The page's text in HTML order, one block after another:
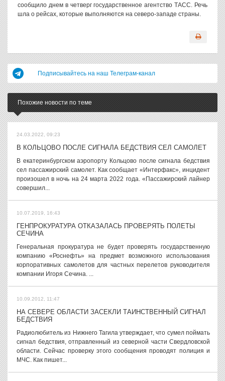
сообщило днем в четверг государственное агентство ТАСС. Речь
шла о рейсах, которые выполняются на северо-западе страны.
Подписывайтесь на наш Телеграм-канал
Похожие новости по теме
24.03.2022, 09:23
В КОЛЬЦОВО ПОСЛЕ СИГНАЛА БЕДСТВИЯ СЕЛ САМОЛЕТ
В екатеринбургском аэропорту Кольцово после сигнала бедствия
сел пассажирский самолет. Как сообщает «Интерфакс», инцидент
произошел в ночь на 24 марта 2022 года. «Пассажирский лайнер
совершил...
10.07.2019, 16:43
ГЕНПРОКУРАТУРА ОТКАЗАЛАСЬ ПРОВЕРЯТЬ ПОЛЕТЫ
СЕЧИНА
Генеральная прокуратура не будет проверять государственную
компанию «Роснефть» на предмет возможного использования
корпоративных самолетов для частных перелетов руководителя
компании Игоря Сечина. ...
10.09.2012, 11:47
НА СЕВЕРЕ ОБЛАСТИ ЗАСЕКЛИ ТАИНСТВЕННЫЙ СИГНАЛ
БЕДСТВИЯ
Радиолюбитель из Нижнего Тагила утверждает, что сумел поймать
сигнал бедствия, отправленный из северной части Свердловской
области. Сейчас проверку этого сообщения проводят полиция и
МЧС. Как пишет...